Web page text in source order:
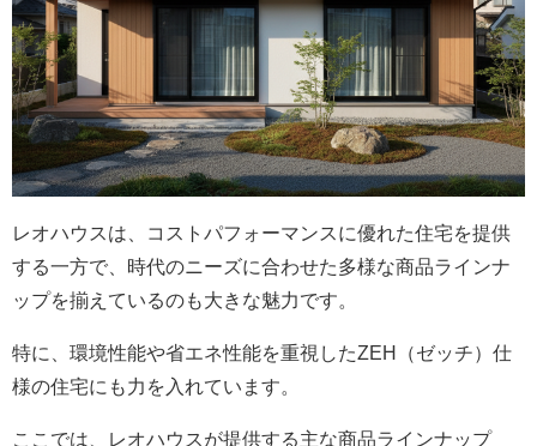
レオハウスは、コストパフォーマンスに優れた住宅を提供
する一方で、時代のニーズに合わせた多様な商品ラインナ
ップを揃えているのも大きな魅力です。
特に、環境性能や省エネ性能を重視したZEH（ゼッチ）仕
様の住宅にも力を入れています。
ここでは、レオハウスが提供する主な商品ラインナップ